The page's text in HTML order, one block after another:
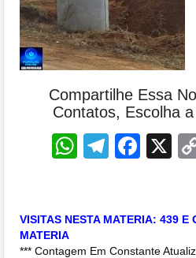
Compartilhe Essa
Contatos, Escolha
WhatsApp
X
VISITAS NESTA MATERIA: 439 E
MATERIA
*** Contagem Em Constante